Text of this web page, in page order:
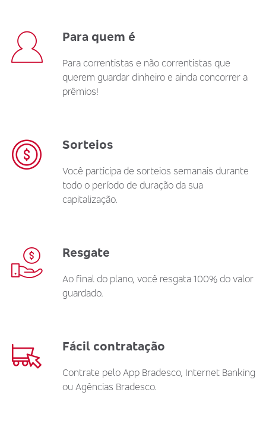
Para quem é
Para correntistas e não correntistas que
querem guardar dinheiro e ainda concorrer a
prêmios!
Sorteios
Você participa de sorteios semanais durante
todo o período de duração da sua
capitalização.
Resgate
Ao final do plano, você resgata 100% do valor
guardado.
Fácil contratação
Contrate pelo App Bradesco, Internet Banking
ou Agências Bradesco.